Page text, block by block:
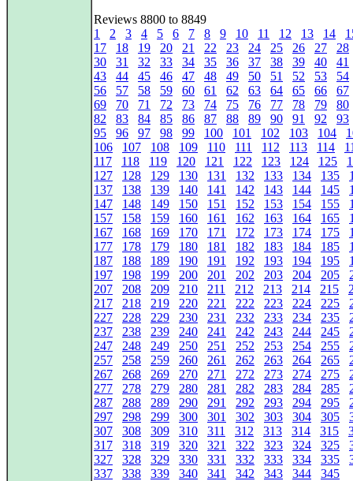
Reviews 8800 to 8849
1
2 3 4 5 6 7 8 9 10 11 12 13 14
17
18 19 20 21 22 23 24 25 26 27
28
30
31 32 33 34 35 36 37 38 39 40
41
43
44 45 46 47 48 49 50 51 52 53
54
56
57 58 59 60 61 62 63 64 65 66
67
69
70 71 72 73 74 75 76 77 78 79
80
82
83 84 85 86 87 88 89 90 91 92
93
95
96 97 98 99 100 101 102 103 104
106
107 108 109 110 111 112 113 114
117
118 119 120 121 122 123 124 125
127
128 129 130 131 132 133 134 135
137
138 139 140 141 142 143 144 145
147
148 149 150 151 152 153 154 155
157
158 159 160 161 162 163 164 165
167
168 169 170 171 172 173 174 175
177
178 179 180 181 182 183 184 185
187
188 189 190 191 192 193 194 195
197
198 199 200 201 202 203 204 205
207
208 209 210 211 212 213 214 215
217
218 219 220 221 222 223 224 225
227
228 229 230 231 232 233 234 235
237
238 239 240 241 242 243 244 245
247
248 249 250 251 252 253 254 255
257
258 259 260 261 262 263 264 265
267
268 269 270 271 272 273 274 275
277
278 279 280 281 282 283 284 285
287
288 289 290 291 292 293 294 295
297
298 299 300 301 302 303 304 305
307
308 309 310 311 312 313 314 315
317
318 319 320 321 322 323 324 325
327
328 329 330 331 332 333 334 335
337
338 339 340 341 342 343 344 345